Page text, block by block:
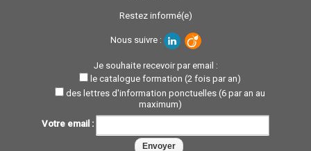
Restez informé(e)
Nous suivre :
Je souhaite recevoir par email :
le catalogue formation (2 fois par an)
des lettres d'information ponctuelles (6 par an au
maximum)
Votre email :